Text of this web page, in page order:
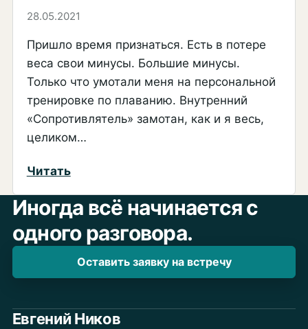
28.05.2021
Пришло время признаться. Есть в потере
веса свои минусы. Большие минусы.
Только что умотали меня на персональной
тренировке по плаванию. Внутренний
«Сопротивлятель» замотан, как и я весь,
целиком…
Читать:
признаться.
Есть
и
минусы
Иногда всё начинается с
одного разговора.
Оставить заявку на встречу
Евгений Ников